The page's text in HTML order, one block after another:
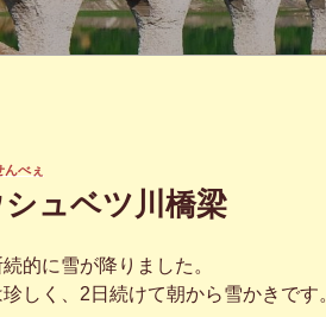
んべぇ
ュベツ川橋梁
的に雪が降りました。
しく、2日続けて朝から雪かきです